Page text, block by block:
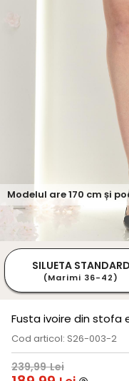
Modelul are170 cm și
SILUETA STANDARD
(Marimi 36-42)
Fusta ivoire din
Cod articol: S26-003-2
239,99 Lei